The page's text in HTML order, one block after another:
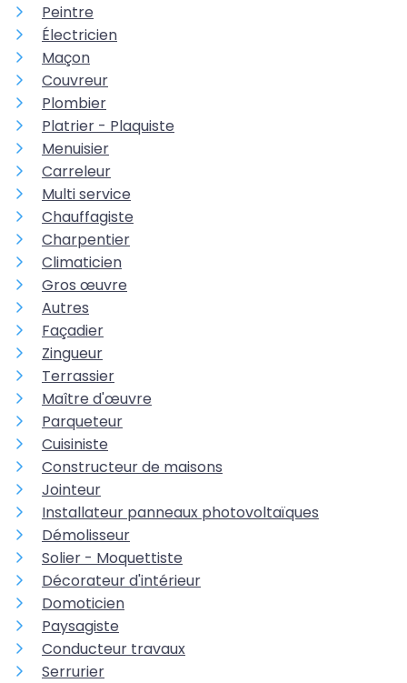
Peintre
Électricien
Maçon
Couvreur
Plombier
Platrier - Plaquiste
Menuisier
Carreleur
Multi service
Chauffagiste
Charpentier
Climaticien
Gros œuvre
Autres
Façadier
Zingueur
Terrassier
Maître d'œuvre
Parqueteur
Cuisiniste
Constructeur de maisons
Jointeur
Installateur panneaux photovoltaïques
Démolisseur
Solier - Moquettiste
Décorateur d'intérieur
Domoticien
Paysagiste
Conducteur travaux
Serrurier